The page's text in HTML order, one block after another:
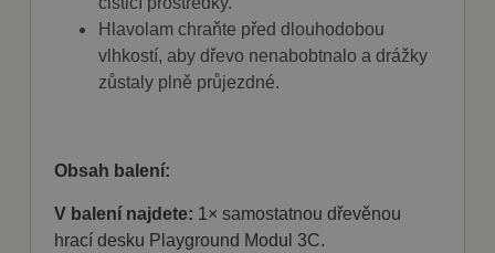
Hlavolam chraňte před dlouhodobou
vlhkostí, aby dřevo nenabobtnalo a drážky
zůstaly plně průjezdné.
Obsah balení:
V balení najdete: 1× samostatnou dřevěnou
hrací desku Playground Modul 3C.